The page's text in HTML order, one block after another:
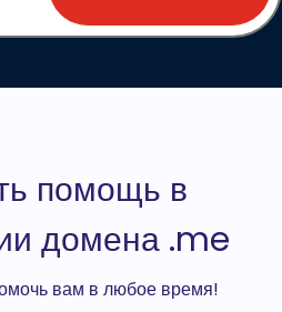
помощь в
домена .me
вам в любое время!